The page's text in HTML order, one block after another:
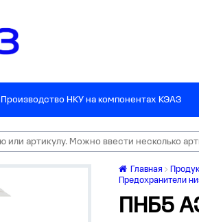
Производство НКУ на компонентах КЭАЗ
Главная
Предохранители
ПНБ5